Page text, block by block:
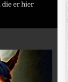
die er hier